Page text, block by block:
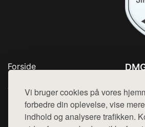
Vi bruger cookies på vores
forbedre din oplevelse, vise
indhold og analysere trafikken.
Forside
Top Rabatter
Blog
Kontakt
Mail: